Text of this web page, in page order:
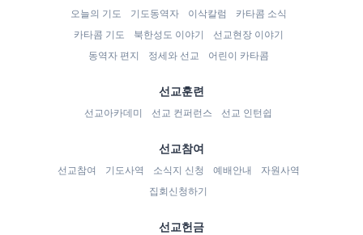
오늘의 기도 기도동역자 이삭칼럼
카타콤 소식
카타콤 기도
북한성도 이야기
선교현장 이야기
동역자 편지
정세와 선교 어린이 카타콤
선교훈련
선교아카데미 선교 컨퍼런스 선교 인턴쉽
선교참여
선교참여 기도사역 소식지 신청 예배안내
자원사역
집회신청하기
선교헌금